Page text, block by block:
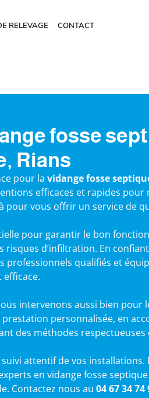
RELEVAGE CONTACT
fosse
Rians
pour la vidange fosse
efficaces et rapides
vous offrir un service de
pour garantir le bon
d’infiltration. En
professionnels qualifiés et
intervenons aussi bien pour
personnalisée, en
des méthodes respectueuses
suivi attentif de vos
en vidange fosse
Contactez nous au 04 67 34 74